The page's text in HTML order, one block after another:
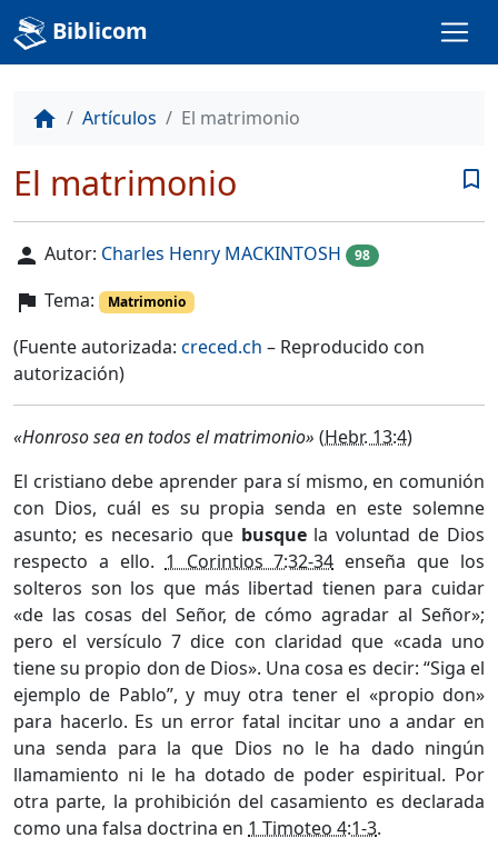
Biblicom
home Artículos El matrimonio
bookmark_border
El matrimonio
person Autor: Charles Henry MACKINTOSH 98
flag Tema: Matrimonio
(Fuente autorizada: creced.ch – Reproducido con
autorización)
«Honroso sea en todos el matrimonio» (Hebr. 13:4)
El cristiano debe aprender para sí mismo, en comunión
con Dios, cuál es su propia senda en este solemne
asunto; es necesario que busquela voluntad de Dios
respecto a ello. 1 Corintios 7:32-34 enseña que los
solteros son los que más libertad tienen para cuidar
«de las cosas del Señor, de cómo agradar al Señor»;
pero el versículo 7 dice con claridad que «cada uno
tiene su propio don de Dios». Una cosa es decir: “Siga el
ejemplo de Pablo”, y muy otra tener el «propio don»
para hacerlo. Es un error fatal incitar uno a andar en
una senda para la que Dios no le ha dado ningún
llamamiento ni le ha dotado de poder espiritual. Por
otra parte, la prohibición del casamiento es declarada
como una falsa doctrina en 1 Timoteo 4:1-3.